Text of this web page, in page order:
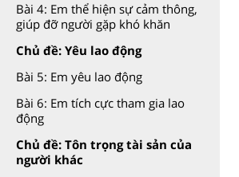
Bài 4: Em thể hiện sự cảm thông,
giúp đỡ người gặp khó khăn
Chủ đề: Yêu lao động
Bài 5: Em yêu lao động
Bài 6: Em tích cực tham gia lao
động
Chủ đề: Tôn trọng tài sản của
người khác